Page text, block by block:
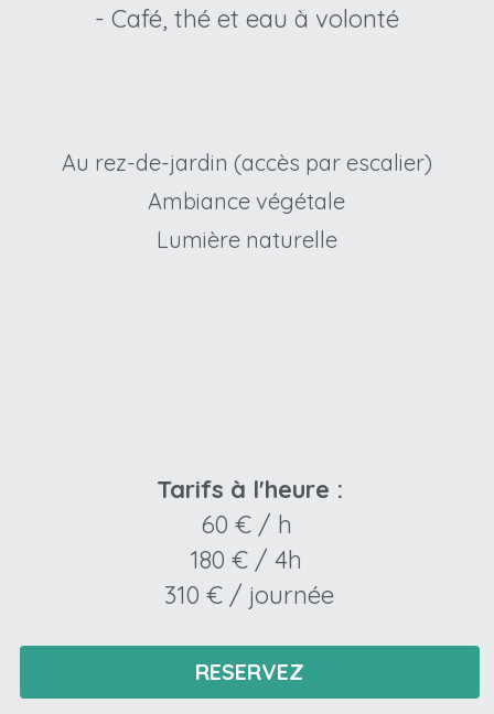
- Café, thé et eau à volonté
Au rez-de-jardin (accès par escalier)
Ambiance végétale
Lumière naturelle
Tarifs à l'heure :
60 € / h
180 € / 4h
310 € / journée
RESERVEZ